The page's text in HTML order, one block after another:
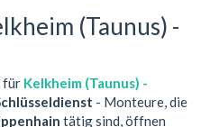
(Taunus) -
für Kelkheim (Taunus) -
- Monteure, die
tätig sind, öffnen